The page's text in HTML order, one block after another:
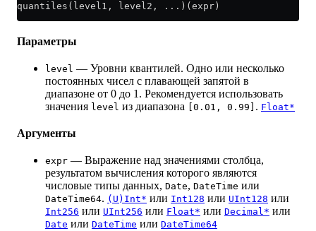
quantiles(level1, level2, ...)(expr)
Параметры
level — Уровни квантилей. Одно или несколько
постоянных чисел с плавающей запятой в
диапазоне от 0 до 1. Рекомендуется использовать
значения level из диапазона [0.01, 0.99] . Float*
Аргументы
expr — Выражение над значениями столбца,
результатом вычисления которого являются
числовые типы данных, Date, DateTime или
DateTime64. (U)Int* или Int128 или UInt128 или
Int256 или UInt256 или Float* или Decimal* или
Date или DateTime или DateTime64